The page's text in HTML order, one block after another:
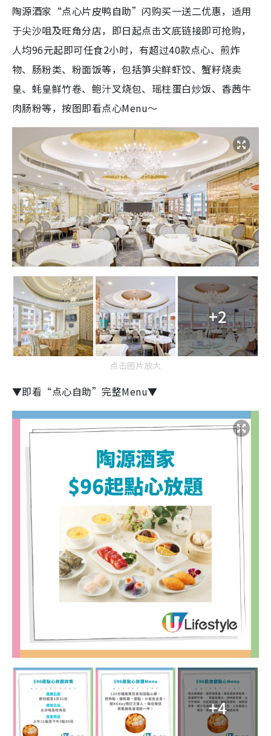
陶源酒家“点心片皮鸭自助”闪购买一送二优惠，适用
于尖沙咀及旺角分店，即日起点击文底链接即可抢购，
人均96元起即可任食2小时，有超过40款点心、煎炸
物、肠粉类、粉面饭等，包括笋尖鲜虾饺、蟹籽烧卖
皇、蚝皇鲜竹卷、鲍汁叉烧包、瑶柱蛋白炒饭、香茜牛
肉肠粉等，按图即看点心Menu～
+2
点击图片放大
▼即看“点心自助”完整Menu▼
+4